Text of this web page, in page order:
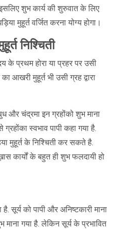
शुभ कार्य की शुरुवात के लिए
मुहूर्त वर्जित करना योग्य होगा।
निश्चिती
के प्रथम होरा या प्रहर पर उसी
आखरी मुहूर्त भी उसी ग्रह द्वारा
और चंद्रमा इन ग्रहोंको शुभ माना
स्वभाव पापी कहा गया है.
मुहूर्त के निश्चिती कर सकते है.
कार्यों के बहुत ही शुभ फलदायी हो
है. सूर्य को पापी और अनिष्टकारी माना
माना गया है. लेकिन सूर्य के प्रभावित